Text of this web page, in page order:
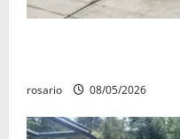
rosario 08/05/2026